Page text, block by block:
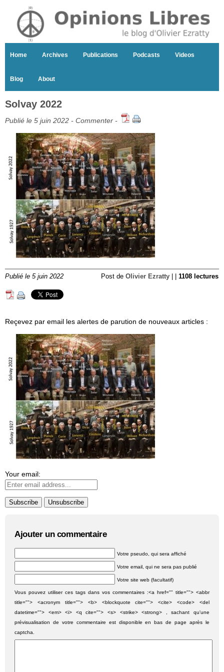
Home Archives Publications Podcasts Videos
Blog About
Solvay 2022
Publié le 5 juin 2022 - Commenter -
Publié le 5 juin 2022 Post de Olivier Ezratty 1108 lectures
Reçevez par email les alertes de parution de nouveaux articles :
Your email:
Ajouter un commentaire
Votre pseudo, qui sera affiché
Votre email, qui ne sera pas publié
Votre site web (facultatif)
Vous pouvez utiliser ces tags dans vos commentaires :<a href="" title=""> <abbr
title=""> <acronym title=""> <b> <blockquote cite=""> <cite> <code> <del
datetime=""> <em> <i> <q cite=""> <s> <strike> <strong> , sachant qu'une
prévisualisation de votre commentaire est disponible en bas de page après le
captcha.